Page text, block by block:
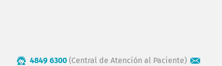
4849 6300 (Central de Atención al Paciente)